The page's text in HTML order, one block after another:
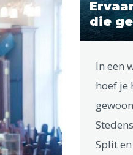
die
In een
hoef je
Split